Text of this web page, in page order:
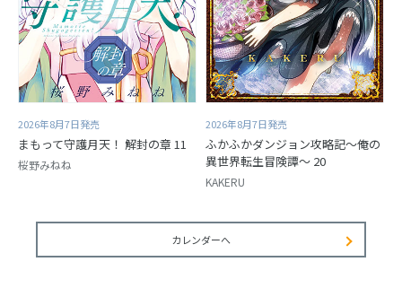
2026年8月7日発売
まもって守護月天！ 解封の章 11
桜野みねね
2026年8月7日発売
ふかふかダンジョン攻略記～俺の
異世界転生冒険譚～ 20
KAKERU
カレンダーへ